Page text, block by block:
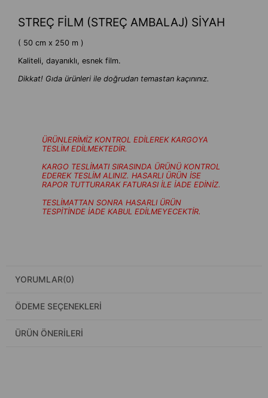
STREÇ FİLM (STREÇ AMBALAJ) SİYAH
( 50 cm x 250 m )
Kaliteli, dayanıklı, esnek film.
Dikkat! Gıda ürünleri ile doğrudan temastan kaçınınız.
ÜRÜNLERİMİZ KONTROL EDİLEREK KARGOYA
TESLİM EDİLMEKTEDİR.
KARGO TESLİMATI SIRASINDA ÜRÜNÜ KONTROL
EDEREK TESLİM ALINIZ. HASARLI ÜRÜN İSE
RAPOR TUTTURARAK FATURASI İLE İADE EDİNİZ.
TESLİMATTAN SONRA HASARLI ÜRÜN
TESPİTİNDE İADE KABUL EDİLMEYECEKTİR.
YORUMLAR(0)
ÖDEME SEÇENEKLERI
ÜRÜN ÖNERILERI